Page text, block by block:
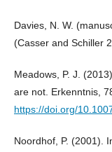
Davies, N. W.
(Casser and Schiller
Meadows, P. J.
are not. Erkenntnis,
https://doi.org/
Noordhof, P. (2001).